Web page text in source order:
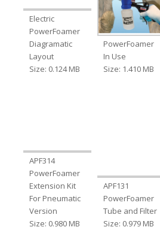
Electric
PowerFoamer
Diagramatic
Layout
Size: 0.124 MB
PowerFoamer
In Use
Size: 1.410 MB
APF314
PowerFoamer
Extension Kit
For Pneumatic
Version
Size: 0.980 MB
APF131
PowerFoamer
Tube and Filter
Size: 0.979 MB